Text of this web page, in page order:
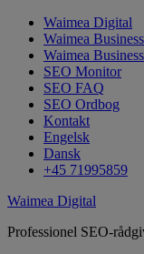
Waimea Digital
Waimea Business
Waimea
SEO Monitor
SEO FAQ
SEO Ordbog
Kontakt
Engelsk
Dansk
+45 71995859
Waimea Digital
Professionel SEO-